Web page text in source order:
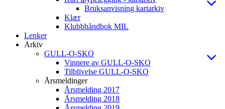
Bruksanvisning kartarkiv
Klær
Klubbhåndbok MIL
Lenker
Arkiv
GULL-O-SKO
Vinnere av GULL-O-SKO
Tilblivelse GULL-O-SKO
Årsmeldinger
Årsmelding 2017
Årsmelding 2018